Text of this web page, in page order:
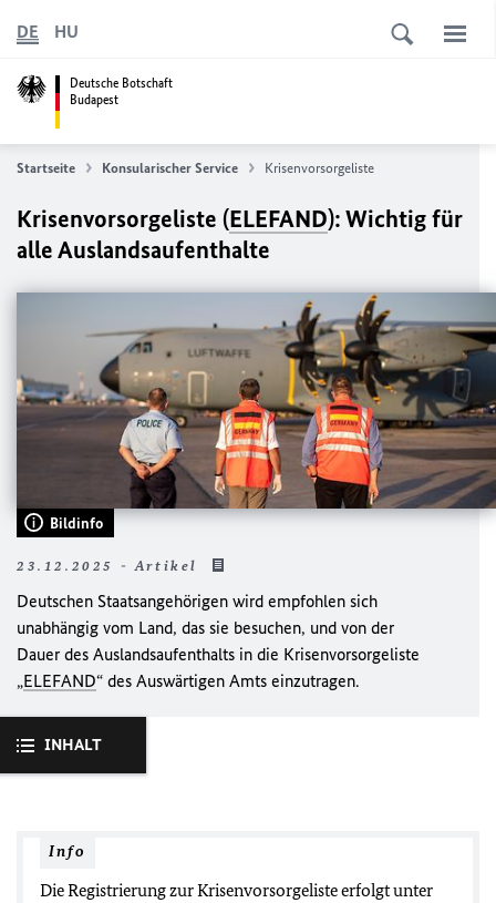
Deutsche Botschaft
Budapest
DE HU
Startseite Konsularischer Service Krisenvorsorgeliste
Krisenvorsorgeliste (ELEFAND): Wichtig für
alle Auslandsaufenthalte
Bildinfo
23.12.2025 - Artikel
Deutschen Staatsangehörigen wird empfohlen sich
unabhängig vom Land, das sie besuchen, und von der
Dauer des Auslandsaufenthalts in die Krisenvorsorgeliste
„ELEFAND“ des Auswärtigen Amts einzutragen.
INHALT
Info
Die Registrierung zur Krisenvorsorgeliste erfolgt unter